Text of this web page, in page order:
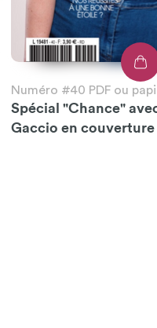
Numéro #40 PDF ou
Spécial "Chance"
Gaccio en couverture